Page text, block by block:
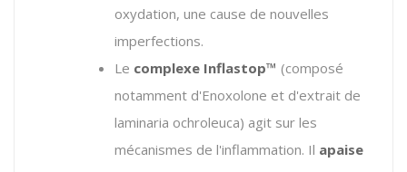
oxydation, une cause de nouvelles
imperfections.
Le complexe Inflastop™ (composé
notamment d'Enoxolone et d'extrait de
laminaria ochroleuca) agit sur les
mécanismes de l'inflammation. Il apaise